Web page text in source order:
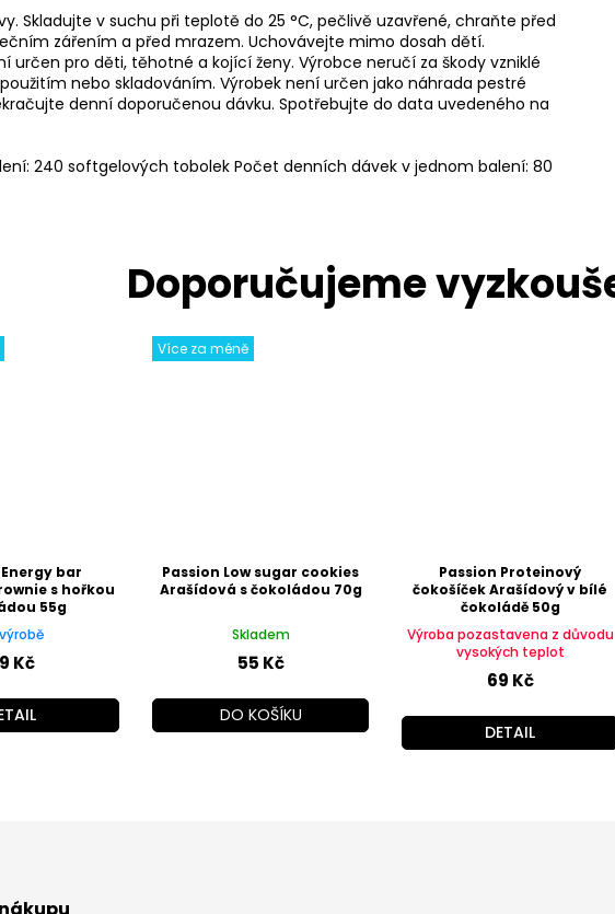
bar
s hořkou
55g
Kč
Více za méně
Passion Low sugar cookies
Arašídová s čokoládou 70g
Skladem
55 Kč
DO KOŠÍKU
Passion Proteinový
čokošíček Arašídový v bílé
čokoládě 50g
Výroba pozastavena z důvodu
vysokých teplot
69 Kč
DETAIL
Skladujte v suchu při teplotě do 25 °C, pečlivě uzavřené, chraňte před
zářením a před mrazem. Uchovávejte mimo dosah dětí.
určen pro děti, těhotné a kojící ženy. Výrobce neručí za škody vzniklé
nebo skladováním. Výrobek není určen jako náhrada pestré
denní doporučenou dávku. Spotřebujte do data uvedeného na
240 softgelových tobolek Počet denních dávek v jednom balení: 80